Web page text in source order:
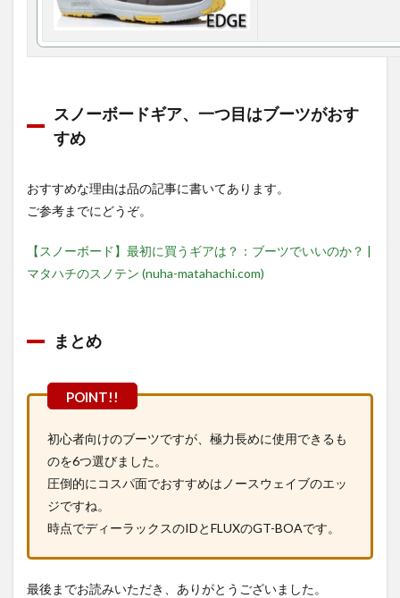
スノーボードギア、一つ目はブーツがおす
すめ
おすすめな理由は品の記事に書いてあります。
ご参考までにどうぞ。
【スノーボード】最初に買うギアは？：ブーツでいいのか？ |
マタハチのスノテン (nuha-matahachi.com)
まとめ
初心者向けのブーツですが、極力長めに使用できるも
のを6つ選びました。
圧倒的にコスパ面でおすすめはノースウェイブのエッ
ジですね。
時点でディーラックスのIDとFLUXのGT-BOAです。
最後までお読みいただき、ありがとうございました。